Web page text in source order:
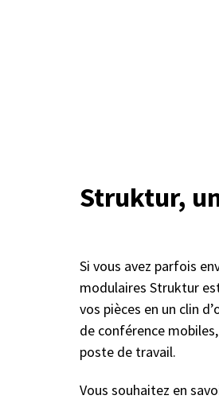
Struktur,
Si vous avez parfois
modulaires Struktur
vos pièces en un clin
de conférence
poste de travail.
Vous souhaitez en